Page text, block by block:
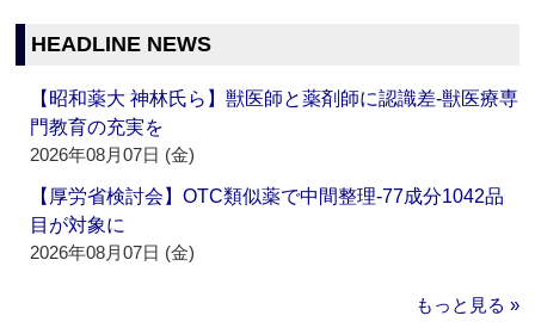
HEADLINE NEWS
【昭和薬大 神林氏ら】獣医師と薬剤師に認識差‐獣医療専
門教育の充実を
2026年08月07日 (金)
【厚労省検討会】OTC類似薬で中間整理‐77成分1042品
目が対象に
2026年08月07日 (金)
もっと見る »